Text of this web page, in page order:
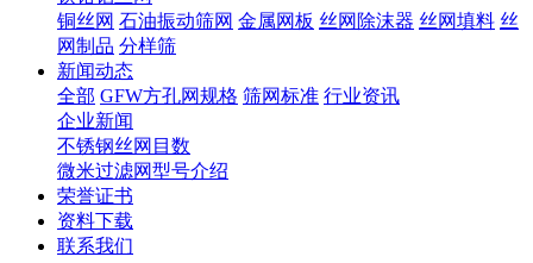
铜丝网 石油振动筛网 金属网板 丝网除沫器 丝网填料 丝
网制品 分样筛
新闻动态
全部 GFW方孔网规格 筛网标准 行业资讯
企业新闻
不锈钢丝网目数
微米过滤网型号介绍
荣誉证书
资料下载
联系我们